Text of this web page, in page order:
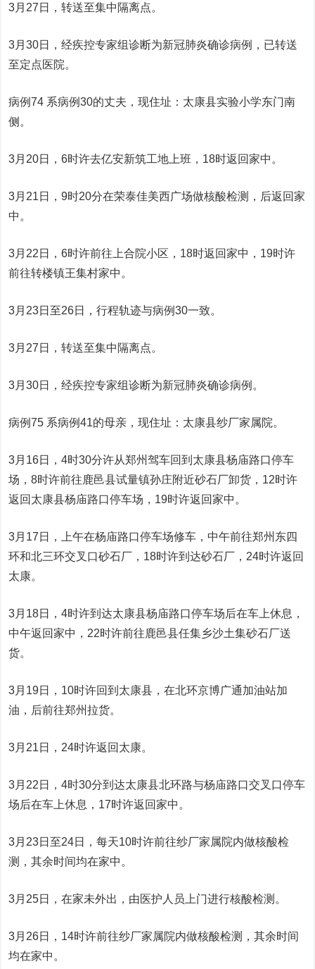
3月27日，转送至集中隔离点。
3月30日，经疾控专家组诊断为新冠肺炎确诊病例，已转送
至定点医院。
病例74 系病例30的丈夫，现住址：太康县实验小学东门南
侧。
3月20日，6时许去亿安新筑工地上班，18时返回家中。
3月21日，9时20分在荣泰佳美西广场做核酸检测，后返回家
中。
3月22日，6时许前往上合院小区，18时返回家中，19时许
前往转楼镇王集村家中。
3月23日至26日，行程轨迹与病例30一致。
3月27日，转送至集中隔离点。
3月30日，经疾控专家组诊断为新冠肺炎确诊病例。
病例75 系病例41的母亲，现住址：太康县纱厂家属院。
3月16日，4时30分许从郑州驾车回到太康县杨庙路口停车
场，8时许前往鹿邑县试量镇孙庄附近砂石厂卸货，12时许
返回太康县杨庙路口停车场，19时许返回家中。
3月17日，上午在杨庙路口停车场修车，中午前往郑州东四
环和北三环交叉口砂石厂，18时许到达砂石厂，24时许返回
太康。
3月18日，4时许到达太康县杨庙路口停车场后在车上休息，
中午返回家中，22时许前往鹿邑县任集乡沙土集砂石厂送
货。
3月19日，10时许回到太康县，在北环京博广通加油站加
油，后前往郑州拉货。
3月21日，24时许返回太康。
3月22日，4时30分到达太康县北环路与杨庙路口交叉口停车
场后在车上休息，17时许返回家中。
3月23日至24日，每天10时许前往纱厂家属院内做核酸检
测，其余时间均在家中。
3月25日，在家未外出，由医护人员上门进行核酸检测。
3月26日，14时许前往纱厂家属院内做核酸检测，其余时间
均在家中。